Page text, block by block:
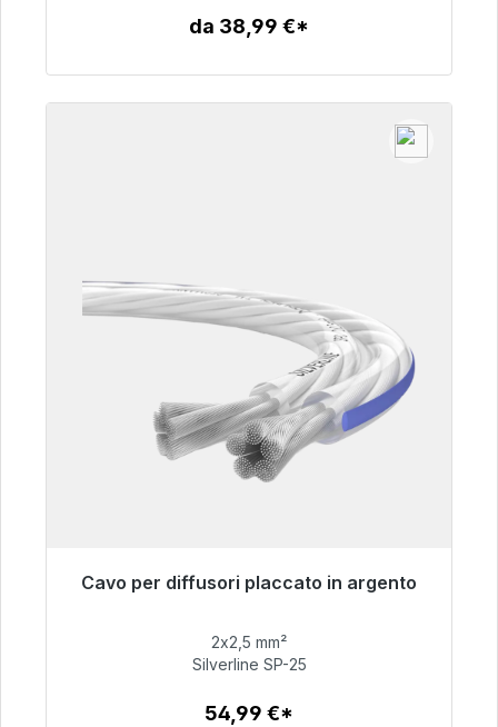
da 38,99 €*
Cavo per diffusori placcato in argento
Pronto per la spedizione immediata, tempo di
54,99 €
2x2,5 mm²
Silverline SP-25
54,99 €*